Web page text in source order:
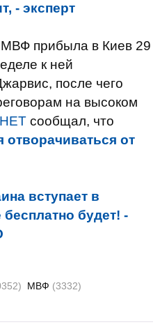
- эксперт
прибыла в Киев 29
к ней
после чего
на высоком
сообщал, что
отворачиваться от
вступает в
будет! -
МВФ (3332)